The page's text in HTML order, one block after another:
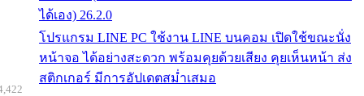
ได้เอง) 26.2.0
โปรแกรม LINE PC ใช้งาน LINE บนคอม เปิดใช้ขณะนั่ง
หน้าจอ ได้อย่างสะดวก พร้อมคุยด้วยเสียง คุยเห็นหน้า ส่ง
สติกเกอร์ มีการอัปเดตสม่ำเสมอ